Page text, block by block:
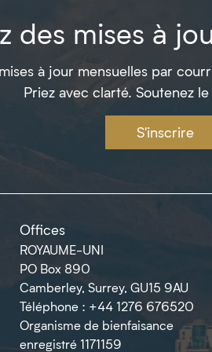
des mises à
à jour mensuelles par
Priez avec clarté. Soutenez
S'inscrire
Offices
ROYAUME-UNI
PO Box 890
Camberley, Surrey, GU15 9AU
Téléphone : +44 1276 676520
Organisme de bienfaisance
enregistré 1171159